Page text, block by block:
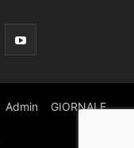
Admin GIORNALE